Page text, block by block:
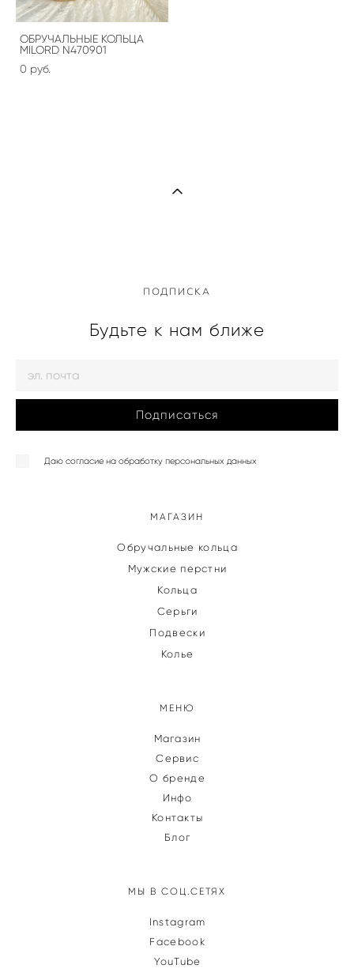
ОБРУЧАЛЬНЫЕ КОЛЬЦА
MILORD N470901
0 pуб.
ПОДПИСКА
Будьте к нам ближе
Подписаться
Даю согласие на обработку персональных данных
МАГАЗИН
Обручальные кольца
Мужские перстни
Кольца
Серьги
Подвески
Колье
МЕНЮ
Магазин
Сервис
О бренде
Инфо
Контакты
Блог
МЫ В СОЦ.СЕТЯХ
Instagram
Facebook
YouTube